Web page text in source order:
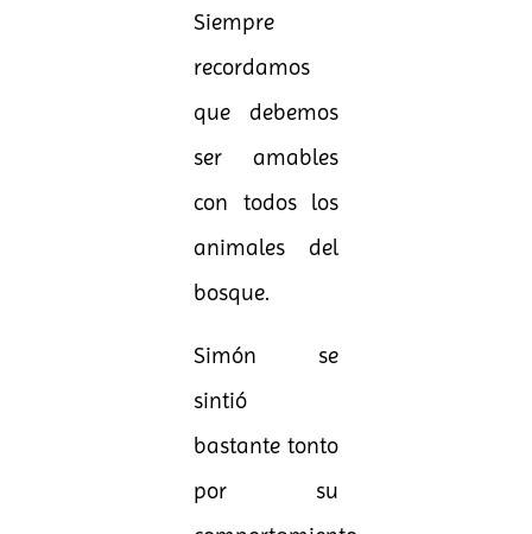
Siempre
recordamos
que debemos
ser amables
con todos los
animales del
bosque.
Simón se
sintió
bastante tonto
por su